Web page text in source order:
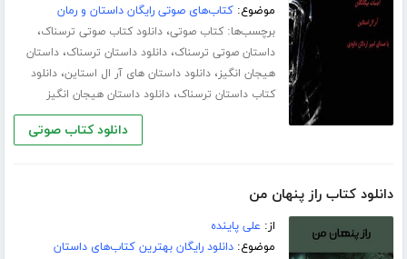
موضوع:کتاب‌های صوتی رایگان داستان و رمان
برچسب‌ها:کتاب صوتی،دانلود کتاب صوتی ترسناک،
داستان صوتی ترسناک،دانلود داستان ترسناک،داستان
هیجان انگیز،دانلود داستان های آر ال استاین،دانلود
کتاب داستان ترسناک،دانلود داستان هیجان انگیز
دانلود کتاب صوتی
دانلود کتاب راز پنهان من
از: علی پاینده
موضوع:دانلود رایگان بهترین کتاب‌های داستان